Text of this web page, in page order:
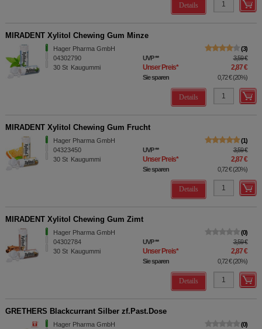
Details
MIRADENT Xylitol Chewing Gum Minze
Hager Pharma GmbH
04302790
30 St Kaugummi
3
UVP** 3,59 €
Unser Preis* 2,87 €
Sie sparen 0,72 €(20%)
Details
MIRADENT Xylitol Chewing Gum Frucht
Hager Pharma GmbH
04323450
30 St Kaugummi
1
UVP** 3,59 €
Unser Preis* 2,87 €
Sie sparen 0,72 €(20%)
Details
MIRADENT Xylitol Chewing Gum Zimt
Hager Pharma GmbH
04302784
30 St Kaugummi
0
UVP** 3,59 €
Unser Preis* 2,87 €
Sie sparen 0,72 €(20%)
Details
GRETHERS Blackcurrant Silber zf.Past.Dose
Hager Pharma GmbH
0